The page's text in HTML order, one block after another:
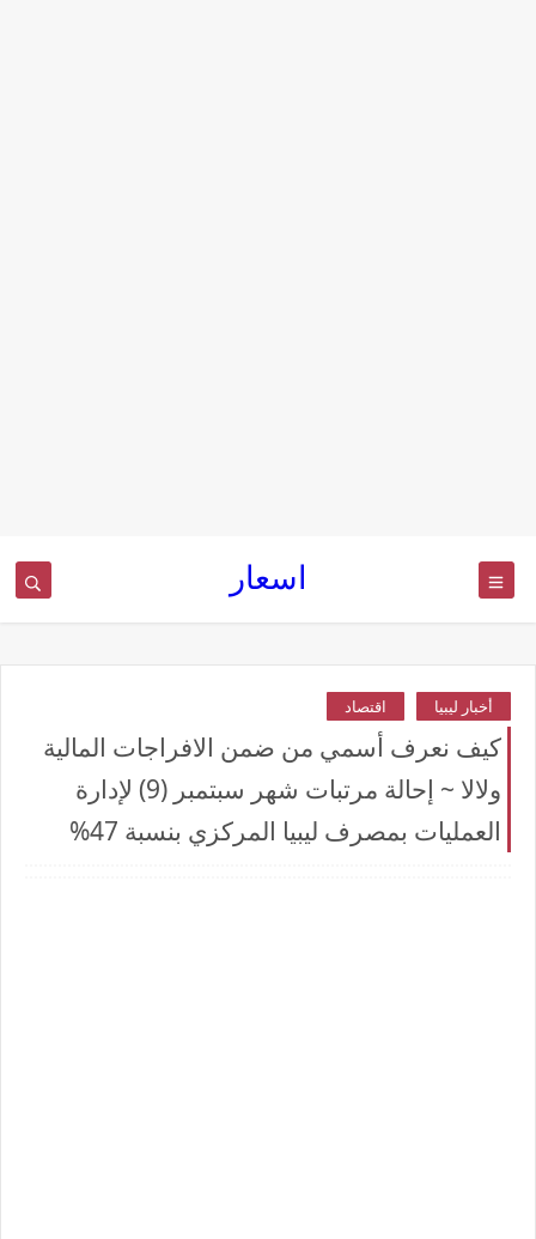
اسعار
أخبار ليبيا اقتصاد
كيف نعرف أسمي من ضمن الافراجات المالية
ولالا ~ إحالة مرتبات شهر سبتمبر (9) لإدارة
العمليات بمصرف ليبيا المركزي بنسبة 47%